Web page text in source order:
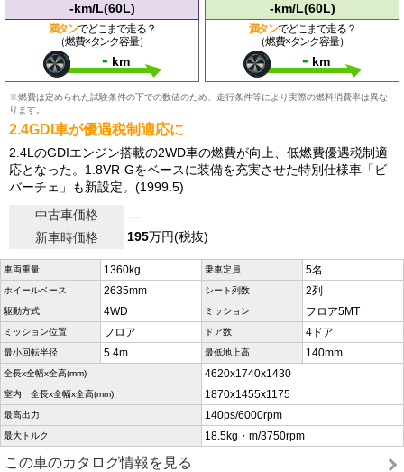
-km/L(60L)
満タンでどこまで走る？
（燃費×タンク容量）
- km
-km/L(60L)
満タンでどこまで走る？
（燃費×タンク容量）
- km
※燃費は定められた試験条件の下での数値のため、走行条件等により実際の燃料消費率は異な
ります。
2.4GDI車が優遇税制適応に
2.4LのGDIエンジン搭載の2WD車の燃費が向上、低燃費優遇税制適
応となった。1.8VR-Gをベースに装備を充実させた特別仕様車「ビ
バーチェ」も新設定。(1999.5)
中古車価格
---
新車時価格
195万円(税抜)
車両重量 1360kg 乗車定員 5名
ホイールベース 2635mm シート列数 2列
駆動方式 4WD ミッション フロア5MT
ミッション位置 フロア ドア数 4ドア
最小回転半径 5.4m 最低地上高 140mm
全長x全幅x全高(mm) 4620x1740x1430
室内 全長x全幅x全高(mm) 1870x1455x1175
最高出力 140ps/6000rpm
最大トルク 18.5kg・m/3750rpm
この車のカタログ情報を見る